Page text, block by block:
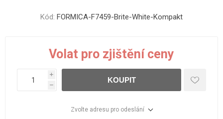
Kód: FORMICA-F7459-Brite-White-Kompakt
Volat pro zjištění ceny
i
h
KOUPIT
Zvolte adresu pro odeslání